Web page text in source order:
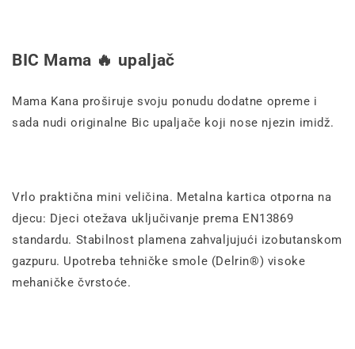
BIC Mama 🔥 upaljač
Mama Kana proširuje svoju ponudu dodatne opreme i
sada nudi originalne Bic upaljače koji nose njezin imidž.
Vrlo praktična mini veličina. Metalna kartica otporna na
djecu: Djeci otežava uključivanje prema EN13869
standardu. Stabilnost plamena zahvaljujući izobutanskom
gazpuru. Upotreba tehničke smole (Delrin®) visoke
mehaničke čvrstoće.